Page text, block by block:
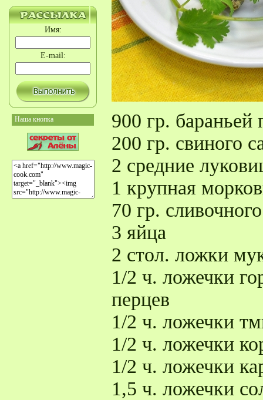
Имя:
E-mail:
Наша кнопка
900 гр. бараньей
200 гр. свиного
2 средние
1 крупная
70 гр.
3 яйца
2 стол. ложки
1/2 ч. ложечки
перцев
1/2 ч. ложечки
1/2 ч. ложечки
1/2 ч. ложечки
1,5 ч. ложечки